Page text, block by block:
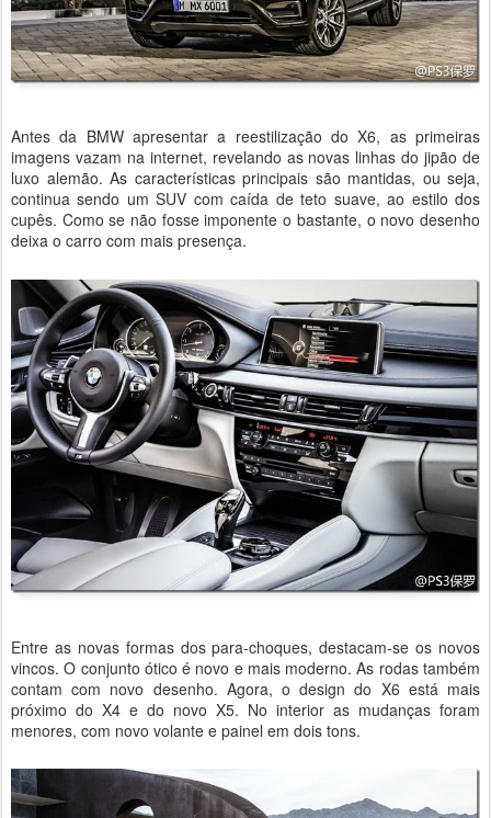
Antes da BMW apresentar a reestilização do X6, as primeiras
imagens vazam na internet, revelando as novas linhas do jipão de
luxo alemão. As características principais são mantidas, ou seja,
continua sendo um SUV com caída de teto suave, ao estilo dos
cupês. Como se não fosse imponente o bastante, o novo desenho
deixa o carro com mais presença.
Entre as novas formas dos para-choques, destacam-se os novos
vincos. O conjunto ótico é novo e mais moderno. As rodas também
contam com novo desenho. Agora, o design do X6 está mais
próximo do X4 e do novo X5. No interior as mudanças foram
menores, com novo volante e painel em dois tons.